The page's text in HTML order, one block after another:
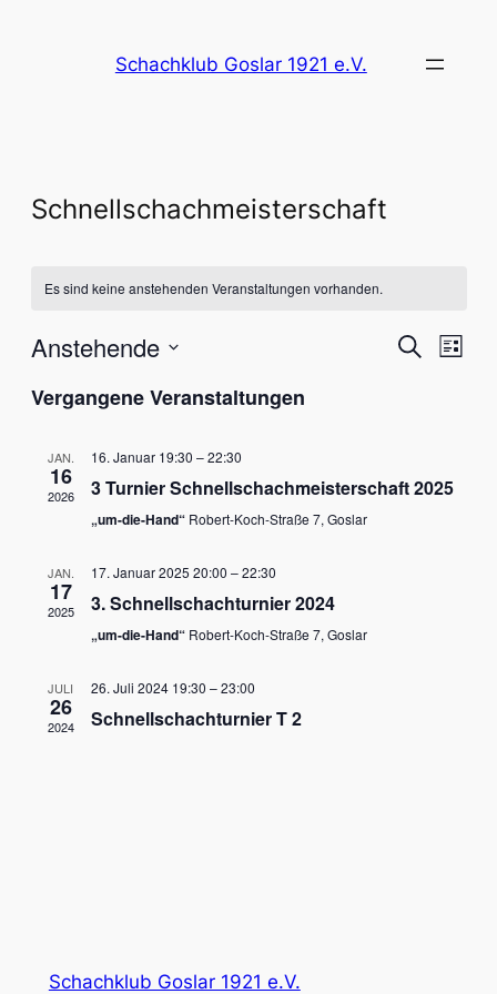
Schachklub Goslar 1921 e.V.
Schnellschachmeisterschaft
Es sind keine anstehenden Veranstaltungen vorhanden.
SucheListe
Anstehende
wählen.
Vergangene Veranstaltungen
JAN.
16
2026
16. Januar 19:30 –22:30
3 Turnier Schnellschachmeisterschaft 2025
„um-die-Hand“ Robert-Koch-Straße 7, Goslar
JAN.
17
2025
17. Januar 2025 20:00 –22:30
3. Schnellschachturnier 2024
„um-die-Hand“ Robert-Koch-Straße 7, Goslar
JULI
26
2024
26. Juli 2024 19:30 –23:00
Schnellschachturnier T 2
Schachklub Goslar 1921 e.V.